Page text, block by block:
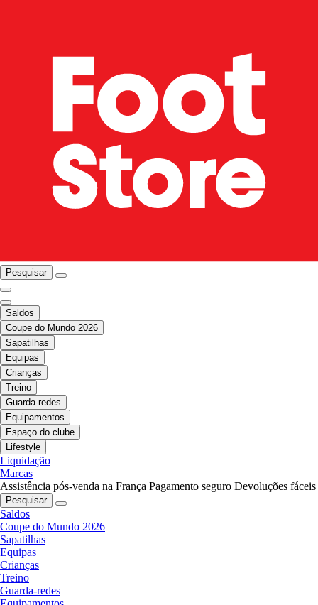
Pesquisar
Saldos
Coupe do Mundo 2026
Sapatilhas
Equipas
Crianças
Treino
Guarda-redes
Equipamentos
Espaço do clube
Lifestyle
Liquidação
Marcas
Assistência pós-venda na França Pagamento seguro Devoluções fáceis
Pesquisar
Saldos
Coupe do Mundo 2026
Sapatilhas
Equipas
Crianças
Treino
Guarda-redes